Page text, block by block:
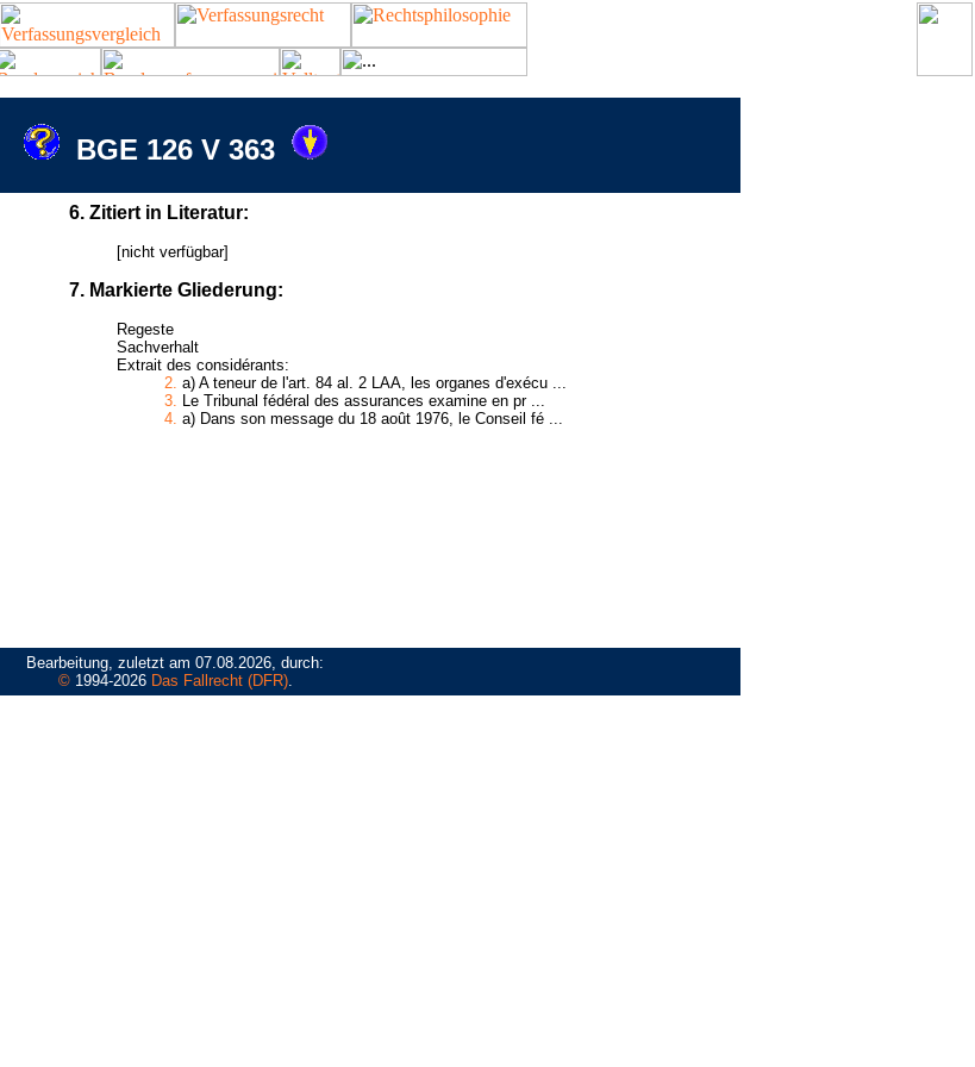
BGE 126 V 363
6. Zitiert in Literatur:
[nicht verfügbar]
7. Markierte Gliederung:
Regeste
Sachverhalt
Extrait des considérants:
2. a) A teneur de l'art. 84 al. 2 LAA, les organes d'exécu ...
3. Le Tribunal fédéral des assurances examine en pr ...
4. a) Dans son message du 18 août 1976, le Conseil fé ...
Bearbeitung, zuletzt am 07.08.2026, durch:
©1994-2026 Das Fallrecht (DFR).